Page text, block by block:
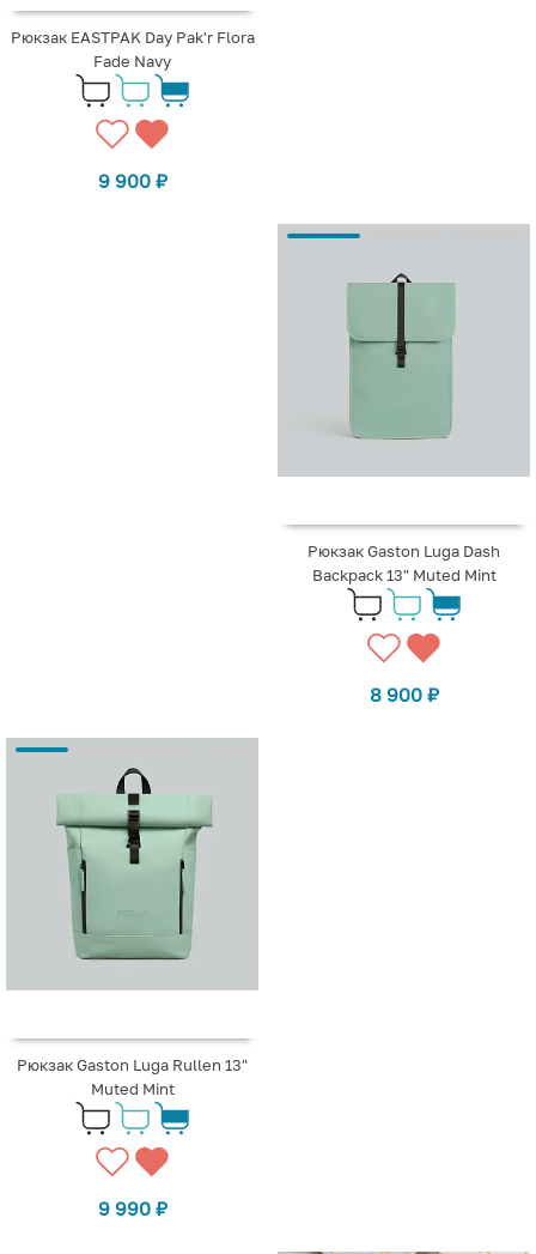
Рюкзак EASTPAK Day Pak'r Flora
Fade Navy
9 900 ₽
Рюкзак Gaston Luga Dash
Backpack 13" Muted Mint
8 900 ₽
Рюкзак Gaston Luga Rullen 13"
Muted Mint
9 990 ₽